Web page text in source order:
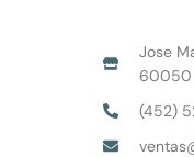
Jose
60050
(452)